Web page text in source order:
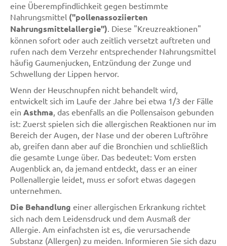
eine Überempfindlichkeit gegen bestimmte
Nahrungsmittel ("pollenassoziierten
Nahrungsmittelallergie"). Diese "Kreuzreaktionen"
können sofort oder auch zeitlich versetzt auftreten und
rufen nach dem Verzehr entsprechender Nahrungsmittel
häufig Gaumenjucken, Entzündung der Zunge und
Schwellung der Lippen hervor.
Wenn der Heuschnupfen nicht behandelt wird,
entwickelt sich im Laufe der Jahre bei etwa 1/3 der Fälle
ein Asthma, das ebenfalls an die Pollensaison gebunden
ist: Zuerst spielen sich die allergischen Reaktionen nur im
Bereich der Augen, der Nase und der oberen Luftröhre
ab, greifen dann aber auf die Bronchien und schließlich
die gesamte Lunge über. Das bedeutet: Vom ersten
Augenblick an, da jemand entdeckt, dass er an einer
Pollenallergie leidet, muss er sofort etwas dagegen
unternehmen.
Die Behandlung einer allergischen Erkrankung richtet
sich nach dem Leidensdruck und dem Ausmaß der
Allergie. Am einfachsten ist es, die verursachende
Substanz (Allergen) zu meiden. Informieren Sie sich dazu